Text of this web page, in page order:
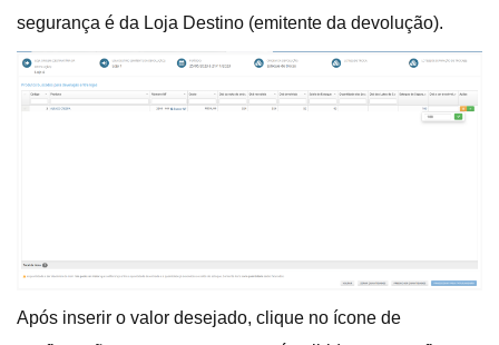
segurança é da Loja Destino (emitente da devolução).
Após inserir o valor desejado, clique no ícone de